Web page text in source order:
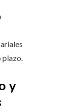
plazo.
y